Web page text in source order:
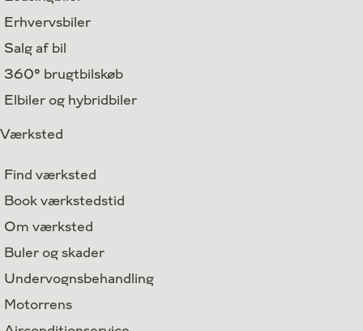
Erhvervsbiler
Salg af bil
360° brugtbilskøb
Elbiler og hybridbiler
Værksted
Find værksted
Book værkstedstid
Om værksted
Buler og skader
Undervognsbehandling
Motorrens